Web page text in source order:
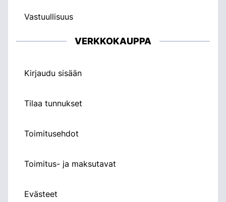
Vastuullisuus
VERKKOKAUPPA
Kirjaudu sisään
Tilaa tunnukset
Toimitusehdot
Toimitus- ja maksutavat
Evästeet